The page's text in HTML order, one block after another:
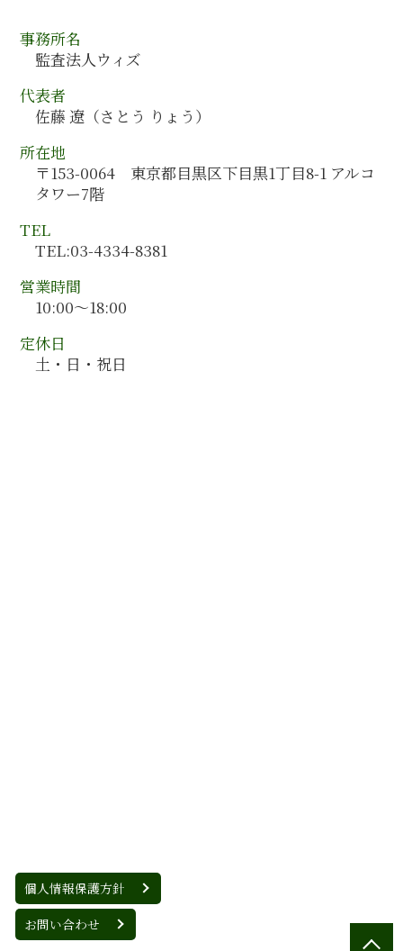
会計監査 受ける
会計監査 人数
会計監査 何する
会計監査 通らない
組織再編 会社法
人材育成
管理会計 とは
管理会計 手法
事業承継 エキスパート
人事制度構築
税務会計 ポイント
福井県 会計監査
群馬県 会計監査
宮崎県 会計監査
岩手県 会計監査
佐賀県 会計監査
島根県 会計監査
宮城県 会計コンサルティング
栃木県 会計監査
愛知県 会計監査
事務所名
監査法人ウィズ
代表者
佐藤 遼（さとう りょう）
所在地
〒153-0064 東京都目黒区下目黒1丁目8-1 アルコ
タワー7階
TEL
TEL:03-4334-8381
営業時間
10:00～18:00
定休日
土・日・祝日
個人情報保護方針
お問い合わせ